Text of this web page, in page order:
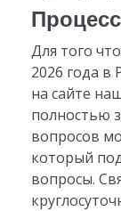
Для того
2026 года в
на сайте
полностью
вопросов
который
вопросы.